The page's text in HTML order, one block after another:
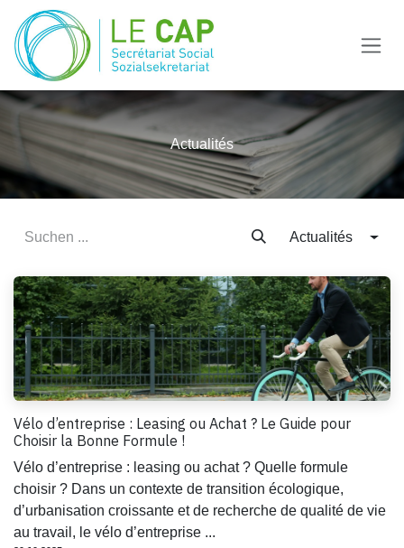
Zum Inhalt springen
Actualités
Actualités
Vélo d’entreprise : Leasing ou Achat ? Le Guide pour
Choisir la Bonne Formule !
Vélo d’entreprise : leasing ou achat ? Quelle formule
choisir ? Dans un contexte de transition écologique,
d’urbanisation croissante et de recherche de qualité de vie
au travail, le vélo d’entreprise ...